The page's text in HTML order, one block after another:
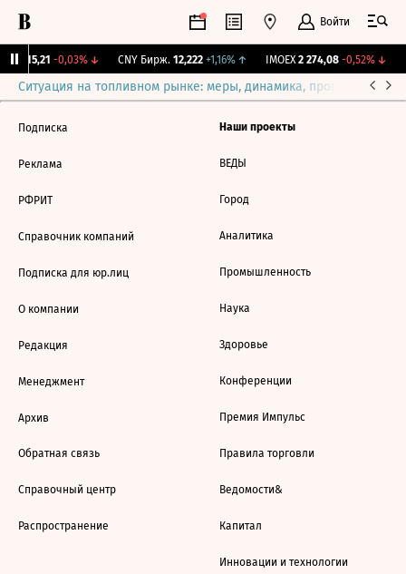
Войти
115,21 -0,03%↓ CNY Бирж. 12,222 +1,16%↑ IMOEX 2 274,08 -0,52%↓
Ситуация на топливном рынке: меры, динамика, прогнозы
Подписка
Реклама
РФРИТ
Справочник компаний
Подписка для юр.лиц
О компании
Редакция
Менеджмент
Архив
Обратная связь
Справочный центр
Распространение
Наши проекты
ВЕДЫ
Город
Аналитика
Промышленность
Наука
Здоровье
Конференции
Премия Импульс
Правила торговли
Ведомости&
Капитал
Инновации и технологии